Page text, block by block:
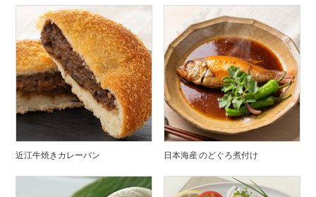
近江牛焼きカレーパン 日本海産 のどぐろ煮付け